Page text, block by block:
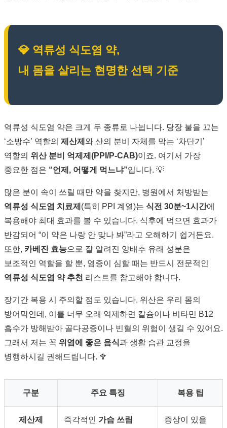
💎 역류성 식도염 약,
내 몸을 살리는 현명한 선택 기준
역류성 식도염 약은 크게 두 종류로 나뉩니다. 당장 불을 끄는
‘소방수’ 역할의 제산제 와 산의 분비 자체를 막는 ‘차단기’
역할의 위산 분비 억제제(PPI/P-CAB)이죠. 여기서 가장
중요한 점은 “언제, 어떻게 먹느냐”입니다. 💡
많은 분이 속이 쓰릴 때만 약을 찾지만, 병원에서 처방받는
역류성 식도염 치료제 (특히 PPI 계열)는 식전 30분~1시간에
복용해야 최대 효과를 볼 수 있습니다. 식후에 먹으면 효과가
반감되어 “이 약은 나랑 안 맞나 봐”라고 오해하기 쉽거든요.
또한, 카베진 효능으로 잘 알려진 양배추 유래 성분은
보조적인 역할을 할 뿐, 염증이 심할 때는 반드시 전문적인
역류성 식도염 약 추천 리스트를 참고해야 합니다.
장기간 복용 시 주의할 점도 있습니다. 위산은 우리 몸의
방어막인데, 이를 너무 오래 억제하면 칼슘이나 비타민 B12
흡수가 방해받아 골다공증이나 빈혈의 위험이 생길 수 있어요.
그래서 저는 꼭 위염에 좋은 음식과 생활 습관 교정을
병행하시길 권해드립니다. 🥦
구분 주요 특징 복용 팁
제산제
즉각적인 가슴 쓰림
증상이 있을